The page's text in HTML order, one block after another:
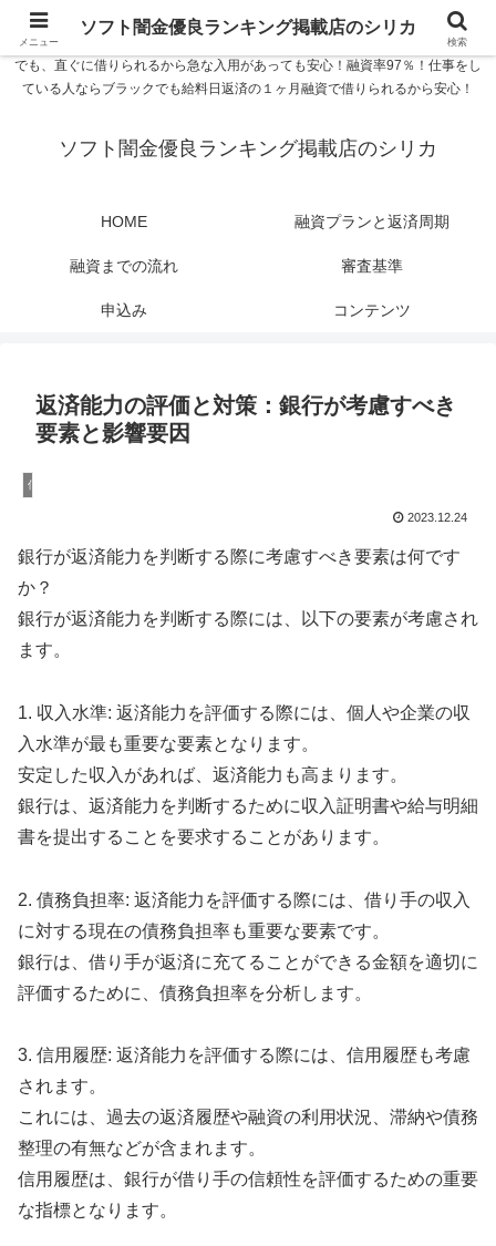
ソフト闇金優良ランキング 中小消費者金融在籍確認なし シリカなら24時間
365日 在籍確認なしで借りれるブラック即日振込融資です。土日や祝日、夜間
でも、直ぐに借りられるから急な入用があっても安心！融資率97％！仕事をし
ている人ならブラックでも給料日返済の１ヶ月融資で借りられるから安心！
ソフト闇金優良ランキング掲載店のシリカ
HOME 融資プランと返済周期
融資までの流れ 審査基準
申込み コンテンツ
返済能力の評価と対策：銀行が考慮すべき
要素と影響要因
信用スコア
2023.12.24
銀行が返済能力を判断する際に考慮すべき要素は何です
か？
銀行が返済能力を判断する際には、以下の要素が考慮され
ます。
1. 収入水準: 返済能力を評価する際には、個人や企業の収
入水準が最も重要な要素となります。
安定した収入があれば、返済能力も高まります。
銀行は、返済能力を判断するために収入証明書や給与明細
書を提出することを要求することがあります。
2. 債務負担率: 返済能力を評価する際には、借り手の収入
に対する現在の債務負担率も重要な要素です。
銀行は、借り手が返済に充てることができる金額を適切に
評価するために、債務負担率を分析します。
3. 信用履歴: 返済能力を評価する際には、信用履歴も考慮
されます。
これには、過去の返済履歴や融資の利用状況、滞納や債務
整理の有無などが含まれます。
信用履歴は、銀行が借り手の信頼性を評価するための重要
な指標となります。
メニュー
ソフト闇金優良ランキング掲載店のシリカ
検索